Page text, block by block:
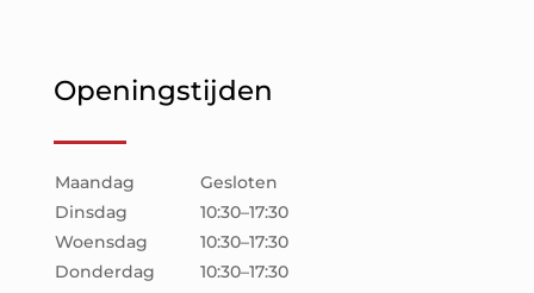
Openingstijden
Maandag
Gesloten
Dinsdag
10:30–17:30
Woensdag
10:30–17:30
Donderdag
10:30–17:30